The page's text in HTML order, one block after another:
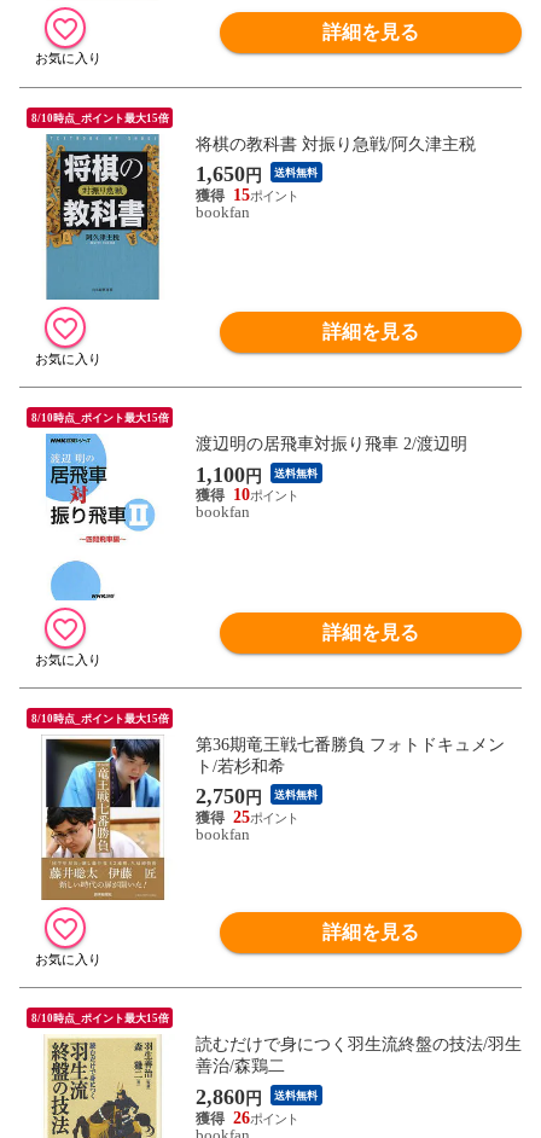
詳細を見る
8/10時点_ポイント最大15倍
将棋の教科書 対振り急戦/阿久津主税
1,650円 送料無料
15
bookfan
詳細を見る
8/10時点_ポイント最大15倍
渡辺明の居飛車対振り飛車 2/渡辺明
1,100円 送料無料
10
bookfan
詳細を見る
8/10時点_ポイント最大15倍
第36期竜王戦七番勝負 フォトドキュメン
ト/若杉和希
2,750円 送料無料
25
bookfan
詳細を見る
8/10時点_ポイント最大15倍
読むだけで身につく羽生流終盤の技法/羽生
善治/森鶏二
2,860円 送料無料
26